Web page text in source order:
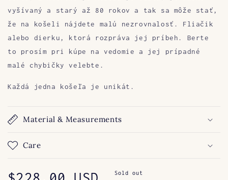
vyšívaný a starý až 80 rokov a tak sa môže stať,
že na košeli nájdete malú nezrovnalosť. Fliačik
alebo dierku, ktorá rozpráva jej príbeh. Berte
to prosím pri kúpe na vedomie a jej prípadné
malé chybičky velebte.
Každá jedna košeľa je unikát.
Material & Measurements
Care
Sold out